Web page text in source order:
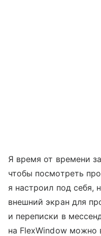
Я время от времени
чтобы посмотреть
я настроил под себя,
внешний экран для
и переписки в
на FlexWindow